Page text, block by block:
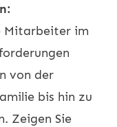
Mitarbeiter im
von der
bis hin zu
Zeigen Sie